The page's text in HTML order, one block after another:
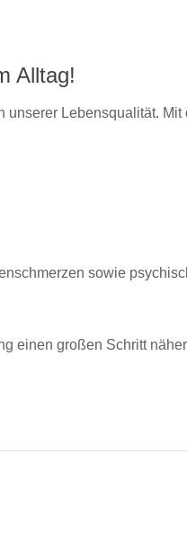
Alltag!
Lebensqualität.
sowie
einen großen Schritt